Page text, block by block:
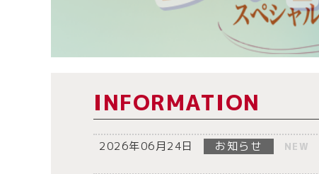
INFORMATION
2026年06月24日 お知らせ NEW